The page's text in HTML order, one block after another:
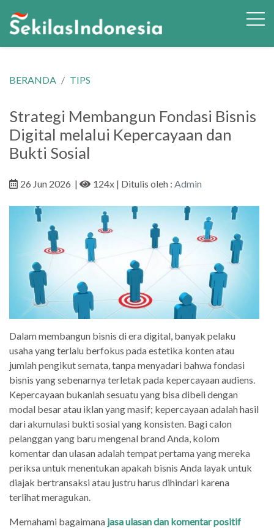
BERANDA TIPS
Strategi Membangun Fondasi Bisnis
Digital melalui Kepercayaan dan
Bukti Sosial
26 Jun 2026 | 124x | Ditulis oleh : Admin
Dalam membangun bisnis di era digital, banyak pelaku
usaha yang terlalu berfokus pada estetika konten atau
jumlah pengikut semata, tanpa menyadari bahwa fondasi
bisnis yang sebenarnya terletak pada kepercayaan audiens.
Kepercayaan bukanlah sesuatu yang bisa dibeli dengan
modal besar atau iklan yang masif; kepercayaan adalah hasil
dari akumulasi bukti sosial yang konsisten. Bagi calon
pelanggan yang baru mengenal brand Anda, kolom
komentar dan ulasan adalah tempat pertama yang mereka
periksa untuk menentukan apakah bisnis Anda layak untuk
diajak bertransaksi atau justru harus dihindari karena
terlihat meragukan.
Memahami bagaimana jasa ulasan dan komentar positif